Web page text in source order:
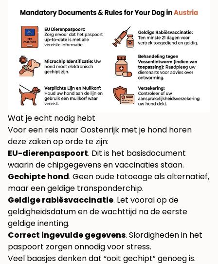
Wat je echt nodig hebt
Voor een reis naar Oostenrijk met je hond horen
deze zaken op orde te zijn:
EU-dierenpaspoort. Dit is het basisdocument
waarin de chipgegevens en vaccinaties staan.
Gechipte hond. Geen oude tatoeage als alternatief,
maar een geldige transponderchip.
Geldige rabiësvaccinatie. Let vooral op de
geldigheidsdatum en de wachttijd na de eerste
geldige inenting.
Correct ingevulde gegevens. Slordigheden in het
paspoort zorgen onnodig voor stress.
Veel baasjes denken dat “ooit gechipt” genoeg is.